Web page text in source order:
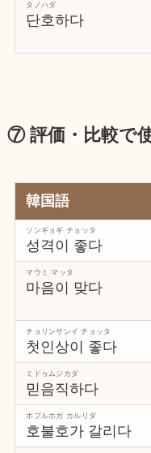
단호하다
タノハダ
⑦ 評価・比較で
韓国語
성격이 좋다
ソンギョギ チョッタ
마음이 맞다
マウミ マッタ
첫인상이 좋다
チョリンサンイ チョッタ
믿음직하다
ミドゥムジカダ
호불호가 갈리다
ホブルホガ カルリダ